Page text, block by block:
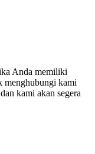
Anda memiliki
menghubungi kami
kami akan segera